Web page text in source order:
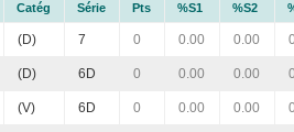
Catég Série Pts %S1 %S2
(D) 7 0 0.00 0.00
(D) 6D 0 0.00 0.00
(V) 6D 0 0.00 0.00